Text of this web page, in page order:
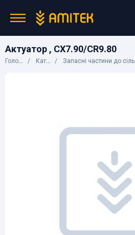
Актуатор , CX7.90/CR9.80
Головна Каталог Запасні частини до сільгосптехніки